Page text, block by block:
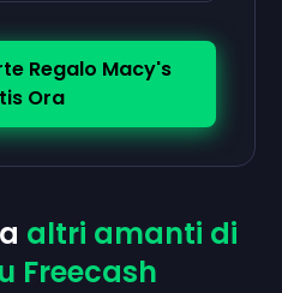
Regalo Macy's
Ora
altri amanti di
Freecash